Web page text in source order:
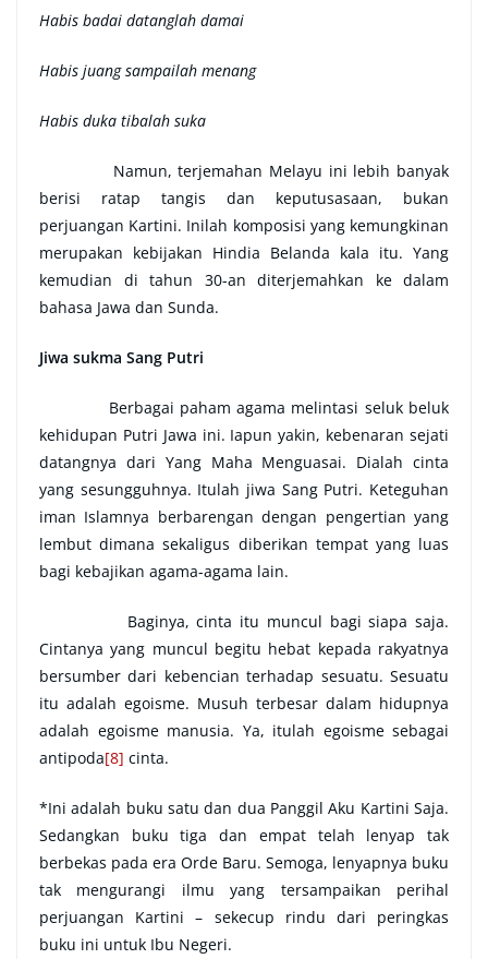
Habis badai datanglah damai
Habis juang sampailah menang
Habis duka tibalah suka
Namun, terjemahan Melayu ini lebih banyak
berisi ratap tangis dan keputusasaan, bukan
perjuangan Kartini. Inilah komposisi yang kemungkinan
merupakan kebijakan Hindia Belanda kala itu. Yang
kemudian di tahun 30-an diterjemahkan ke dalam
bahasa Jawa dan Sunda.
Jiwa sukma Sang Putri
Berbagai paham agama melintasi seluk beluk
kehidupan Putri Jawa ini. Iapun yakin, kebenaran sejati
datangnya dari Yang Maha Menguasai. Dialah cinta
yang sesungguhnya. Itulah jiwa Sang Putri. Keteguhan
iman Islamnya berbarengan dengan pengertian yang
lembut dimana sekaligus diberikan tempat yang luas
bagi kebajikan agama-agama lain.
Baginya, cinta itu muncul bagi siapa saja.
Cintanya yang muncul begitu hebat kepada rakyatnya
bersumber dari kebencian terhadap sesuatu. Sesuatu
itu adalah egoisme. Musuh terbesar dalam hidupnya
adalah egoisme manusia. Ya, itulah egoisme sebagai
antipoda[8] cinta.
*Ini adalah buku satu dan dua Panggil Aku Kartini Saja.
Sedangkan buku tiga dan empat telah lenyap tak
berbekas pada era Orde Baru. Semoga, lenyapnya buku
tak mengurangi ilmu yang tersampaikan perihal
perjuangan Kartini – sekecup rindu dari peringkas
buku ini untuk Ibu Negeri.